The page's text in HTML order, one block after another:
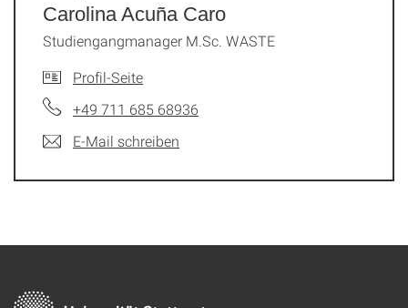
Carolina Acuña Caro
Studiengangmanager M.Sc. WASTE
Profil-Seite
+49 711 685 68936
E-Mail schreiben